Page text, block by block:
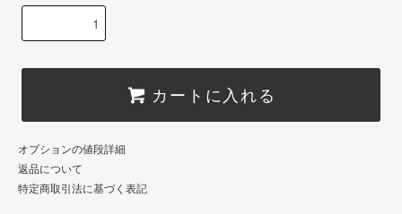
カートに入れる
オプションの値段詳細
返品について
特定商取引法に基づく表記